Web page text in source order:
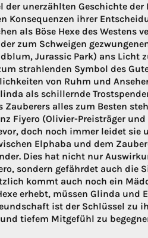
der unerzählten Geschichte
ihrer
als Böse Hexe des Westens
zum Schweigen
Jurassic Park) ans Licht
strahlenden Symbol des
von Ruhm und
als schillernde
alles zum Besten
Fiyero (Olivier-Preisträger
doch noch immer leidet sie
Elphaba und dem
Dies hat nicht nur
sondern gefährdet auch die
kommt auch noch ein
erhebt, müssen Glinda und
ist der Schlüssel zu
tiefem Mitgefühl zu